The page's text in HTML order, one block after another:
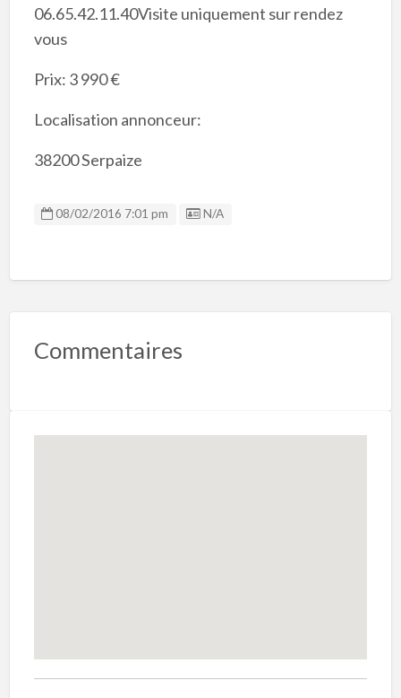
06.65.42.11.40Visite uniquement sur rendez
vous
Prix: 3 990 €
Localisation annonceur:
38200 Serpaize
08/02/2016 7:01 pm Listing ID
N/A
Commentaires